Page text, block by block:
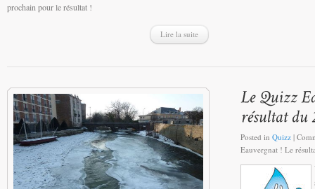
prochain pour le résultat !
Lire la suite
Posted in Quizz |
Eauvergnat ! Le